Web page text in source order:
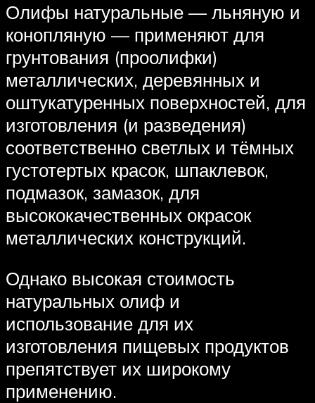
Олифы натуральные — льняную и
конопляную — применяют для
грунтования (проолифки)
металлических, деревянных и
оштукатуренных поверхностей, для
изготовления (и разведения)
соответственно светлых и тёмных
густотертых красок, шпаклевок,
подмазок, замазок, для
высококачественных окрасок
металлических конструкций.
Однако высокая стоимость
натуральных олиф и
использование для их
изготовления пищевых продуктов
препятствует их широкому
применению.